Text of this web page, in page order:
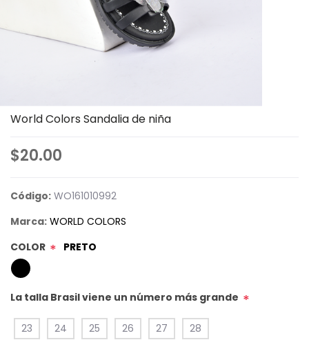
World Colors Sandalia de niña
$20.00
Código: WO161010992
Marca: WORLD COLORS
COLOR * PRETO
La talla Brasil viene un número más grande *
23 24 25 26 27 28